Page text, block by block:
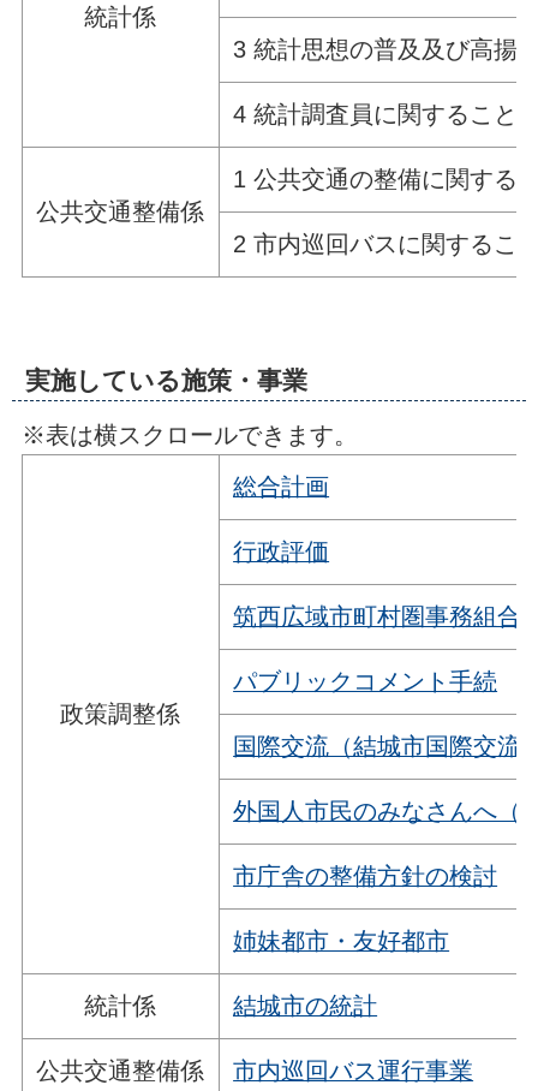
統計係
3 統計思想の普及及び高揚
4 統計調査員に関すること
公共交通整備係
1 公共交通の整備に関する
2 市内巡回バスに関するこ
実施している施策・事業
※表は横スクロールできます。
政策調整係
総合計画
行政評価
筑西広域市町村圏事務組合
パブリックコメント手続
国際交流（結城市国際交流
外国人市民のみなさんへ（
市庁舎の整備方針の検討
姉妹都市・友好都市
統計係 結城市の統計
公共交通整備係 市内巡回バス運行事業